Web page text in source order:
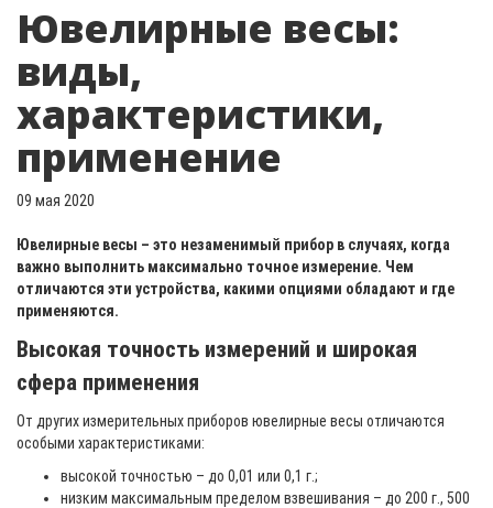
Ювелирные весы:
виды,
характеристики,
применение
09 мая 2020
Ювелирные весы – это незаменимый прибор в случаях, когда
важно выполнить максимально точное измерение. Чем
отличаются эти устройства, какими опциями обладают и где
применяются.
Высокая точность измерений и широкая
сфера применения
От других измерительных приборов ювелирные весы отличаются
особыми характеристиками:
высокой точностью – до 0,01 или 0,1 г.;
низким максимальным пределом взвешивания – до 200 г., 500